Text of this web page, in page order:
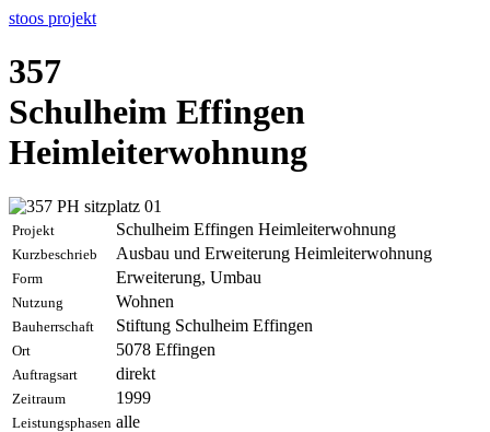
stoos projekt
357
Schulheim Effingen
Heimleiterwohnung
Projekt Schulheim Effingen Heimleiterwohnung
Kurzbeschrieb Ausbau und Erweiterung Heimleiterwohnung
Form Erweiterung, Umbau
Nutzung Wohnen
Bauherrschaft Stiftung Schulheim Effingen
Ort 5078 Effingen
Auftragsart direkt
Zeitraum 1999
Leistungsphasen alle